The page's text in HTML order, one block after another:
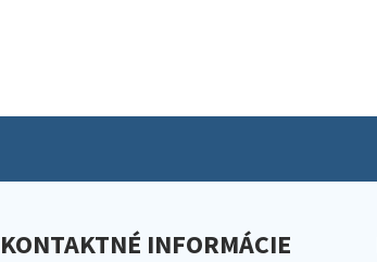
KONTAKTNÉ INFORMÁCIE